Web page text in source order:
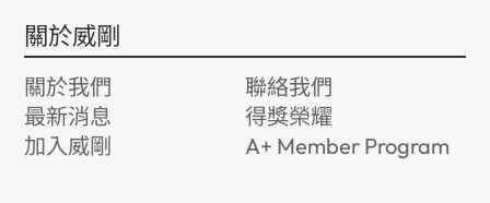
關於威剛
關於我們
聯絡我們
最新消息
得獎榮耀
加入威剛
A+ Member Program